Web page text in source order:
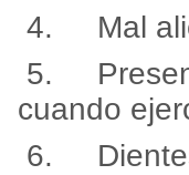
4. Mal
5.
cuando
6. Dientes